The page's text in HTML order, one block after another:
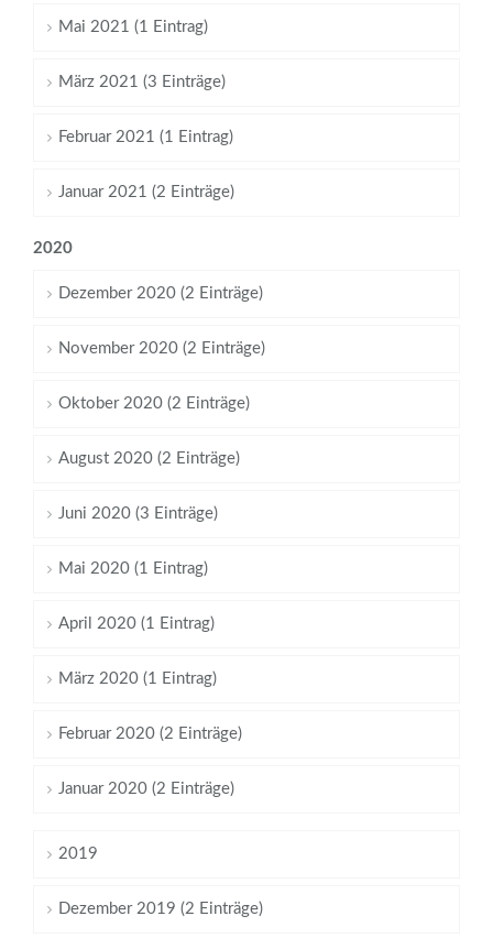
Mai 2021 (1 Eintrag)
März 2021 (3 Einträge)
Februar 2021 (1 Eintrag)
Januar 2021 (2 Einträge)
2020
Dezember 2020 (2 Einträge)
November 2020 (2 Einträge)
Oktober 2020 (2 Einträge)
August 2020 (2 Einträge)
Juni 2020 (3 Einträge)
Mai 2020 (1 Eintrag)
April 2020 (1 Eintrag)
März 2020 (1 Eintrag)
Februar 2020 (2 Einträge)
Januar 2020 (2 Einträge)
2019
Dezember 2019 (2 Einträge)